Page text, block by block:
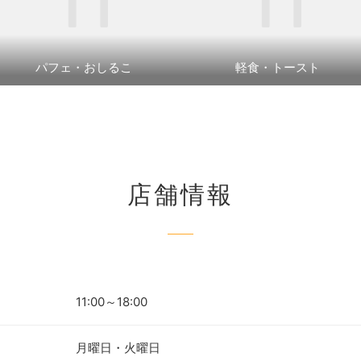
パフェ・おしるこ 軽食・トースト
店舗情報
11:00～18:00
月曜日・火曜日